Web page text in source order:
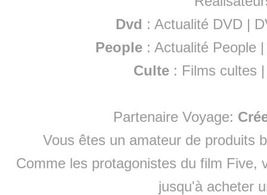
Dvd : Actualité DVD |
People :Actualité People
Culte : Films cultes
Partenaire Voyage:
Vous êtes un amateur de produits
Comme les protagonistes du film Five,
jusqu'à acheter